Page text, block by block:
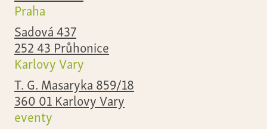
Praha
Sadová 437
252 43 Průhonice
Karlovy Vary
T. G. Masaryka 859/18
360 01 Karlovy Vary
eventy